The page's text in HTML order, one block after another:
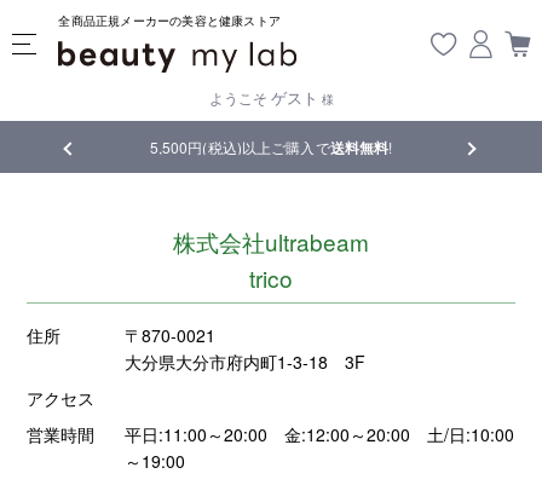
全商品正規メーカーの美容と健康ストア
ようこそ ゲスト 様
5,500円(税込)以上ご購入で送料無料! 【重要】
株式会社ultrabeam
trico
住所
〒870-0021
大分県大分市府内町1-3-18 3F
アクセス
営業時間
平日:11:00～20:00 金:12:00～20:00 土/日:10:00
～19:00